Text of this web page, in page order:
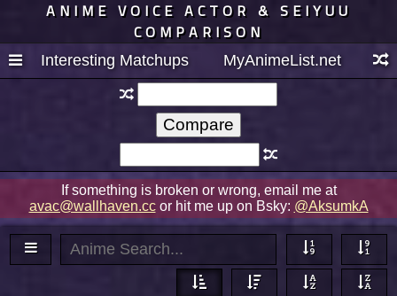
ANIME VOICE ACTOR & SEIYUU
COMPARISON
Interesting Matchups MyAnimeList.net
If something is broken or wrong, email me at
avac@wallhaven.ccor hit me up on Bsky: @AksumkA